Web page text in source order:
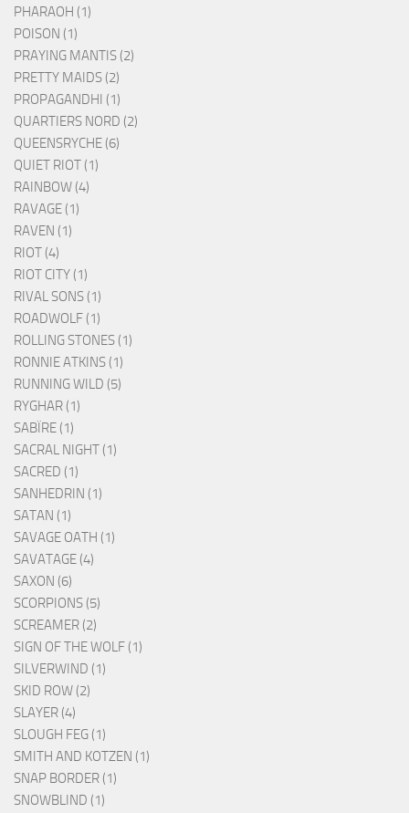
PHARAOH (1)
POISON (1)
PRAYING MANTIS (2)
PRETTY MAIDS (2)
PROPAGANDHI (1)
QUARTIERS NORD (2)
QUEENSRYCHE (6)
QUIET RIOT (1)
RAINBOW (4)
RAVAGE (1)
RAVEN (1)
RIOT (4)
RIOT CITY (1)
RIVAL SONS (1)
ROADWOLF (1)
ROLLING STONES (1)
RONNIE ATKINS (1)
RUNNING WILD (5)
RYGHAR (1)
SABÏRE (1)
SACRAL NIGHT (1)
SACRED (1)
SANHEDRIN (1)
SATAN (1)
SAVAGE OATH (1)
SAVATAGE (4)
SAXON (6)
SCORPIONS (5)
SCREAMER (2)
SIGN OF THE WOLF (1)
SILVERWIND (1)
SKID ROW (2)
SLAYER (4)
SLOUGH FEG (1)
SMITH AND KOTZEN (1)
SNAP BORDER (1)
SNOWBLIND (1)